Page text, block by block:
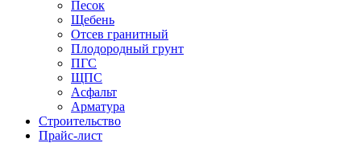
Песок
Щебень
Отсев гранитный
Плодородный грунт
ПГС
ЩПС
Асфальт
Арматура
Строительство
Прайс-лист